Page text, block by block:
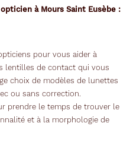
à Mours Saint Eusèbe :
pour vous aider à
lentilles de contact qui vous
choix de modèles de lunettes
ou sans correction.
prendre le temps de trouver le
et à la morphologie de